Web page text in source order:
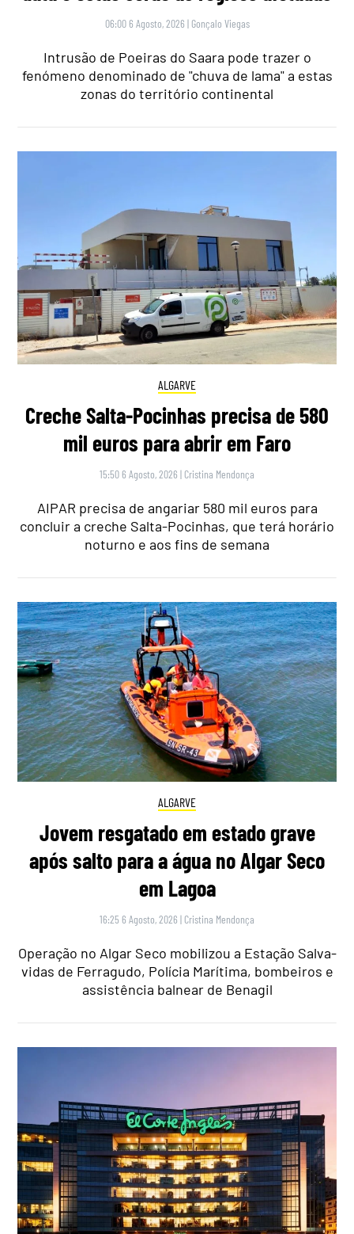
06:00 6 Agosto, 2026 | Gonçalo Viegas
Intrusão de Poeiras do Saara pode trazer o
fenómeno denominado de "chuva de lama" a estas
zonas do território continental
ALGARVE
Creche Salta-Pocinhas precisa de 580
mil euros para abrir em Faro
15:50 6 Agosto, 2026 | Cristina Mendonça
AIPAR precisa de angariar 580 mil euros para
concluir a creche Salta-Pocinhas, que terá horário
noturno e aos fins de semana
ALGARVE
Jovem resgatado em estado grave
após salto para a água no Algar Seco
em Lagoa
16:25 6 Agosto, 2026 | Cristina Mendonça
Operação no Algar Seco mobilizou a Estação Salva-
vidas de Ferragudo, Polícia Marítima, bombeiros e
assistência balnear de Benagil